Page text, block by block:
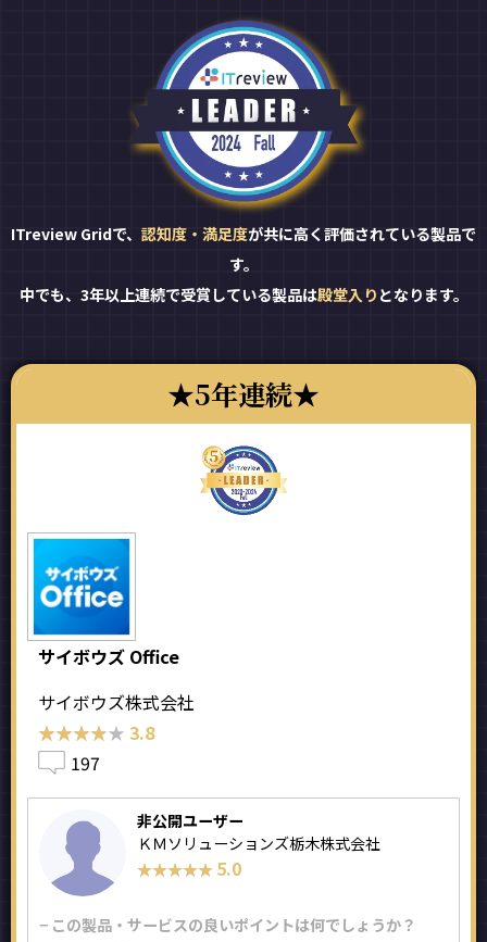
ITreview Gridで、 認知度・満足度が共に高く評価されている製品で
す。
中でも、3年以上連続で受賞している製品は殿堂入り となります。
5年連続
サイボウズ Office
サイボウズ株式会社
★★★★★
★★★★★ 3.8
197
非公開ユーザー
ＫＭソリューションズ栃木株式会社
★★★★★
★★★★★ 5.0
− この製品・サービスの良いポイントは何でしょうか？